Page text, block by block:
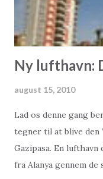
accepteres af de
bolighandel i Tyrk...
Ny lufthavn:
august 15, 2010
Lad os denne gang
tegner til at blive den
Gazipasa. En
fra Alanya gennem